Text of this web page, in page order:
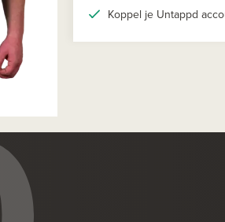
Koppel je Untappd